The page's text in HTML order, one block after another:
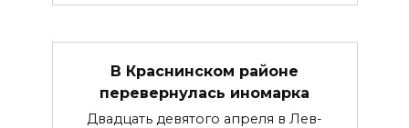
В Краснинском районе
перевернулась иномарка
Двадцать девятого апреля в Лев-